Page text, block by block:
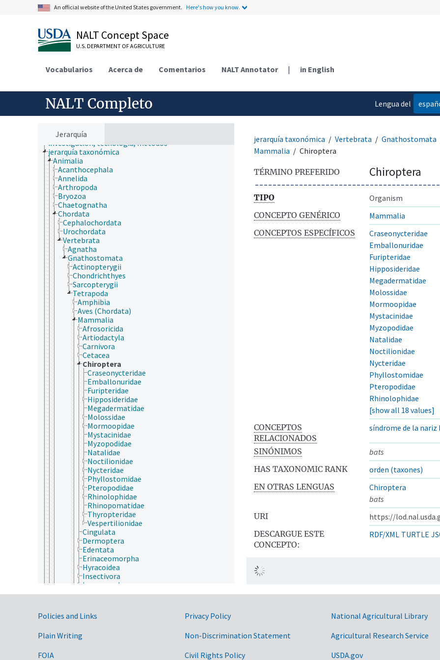
An official website of the United States government. Here's how you know.
NALT Concept Space
U.S. DEPARTMENT OF AGRICULTURE
Vocabularios Acerca de Comentarios NALT Annotator | in English
NALT Completo
Lengua del
Jerarquía
ámbitos de estudio
animales, ganado, Una Sola Salud
desarrollo rural, comunidades, educación, extensión
economía, comercio, derecho, negocios, industria
fincas, sistemas de producción agrícola
investigación, tecnología, métodos
jerarquía taxonómica
Animalia
Acanthocephala
Annelida
Arthropoda
Bryozoa
Chaetognatha
Chordata
Cephalochordata
Urochordata
Vertebrata
Agnatha
Gnathostomata
Actinopterygii
Chondrichthyes
Sarcopterygii
Tetrapoda
Amphibia
Aves (Chordata)
Mammalia
Afrosoricida
Artiodactyla
Carnivora
Cetacea
Chiroptera
Craseonycteridae
Emballonuridae
Furipteridae
Hipposideridae
Megadermatidae
Molossidae
Mormoopidae
Mystacinidae
Myzopodidae
Natalidae
Noctilionidae
Nycteridae
Phyllostomidae
Pteropodidae
Rhinolophidae
Rhinopomatidae
Thyropteridae
Vespertilionidae
Cingulata
Dermoptera
Edentata
Erinaceomorpha
Hyracoidea
Insectivora
Lagomorpha
Macroscelidea
Monotremata
Perissodactyla
jerarquía taxonómica Vertebrata Gnathostomata
Mammalia
Chiroptera
TÉRMINO PREFERIDO Chiroptera
TIPO
Organism
CONCEPTO GENÉRICO
Mammalia
CONCEPTOS ESPECÍFICOS
Craseonycteridae
Emballonuridae
Furipteridae
Hipposideridae
Megadermatidae
Molossidae
Mormoopidae
Mystacinidae
Myzopodidae
Natalidae
Noctilionidae
Nycteridae
Phyllostomidae
Pteropodidae
Rhinolophidae
[show all 18 values]
CONCEPTOS
RELACIONADOS
síndrome de la nariz
SINÓNIMOS
bats
HAS TAXONOMIC RANK
orden (taxones)
EN OTRAS LENGUAS
Chiroptera
bats
URI
https://
DESCARGUE ESTE
CONCEPTO:
RDF/XML TURTLE
Government Links
Policies and Links
Plain Writing
FOIA
Privacy Policy
Non-Discrimination Statement
Civil Rights Policy
National Agricultural Library
Agricultural Research Service
USDA.gov